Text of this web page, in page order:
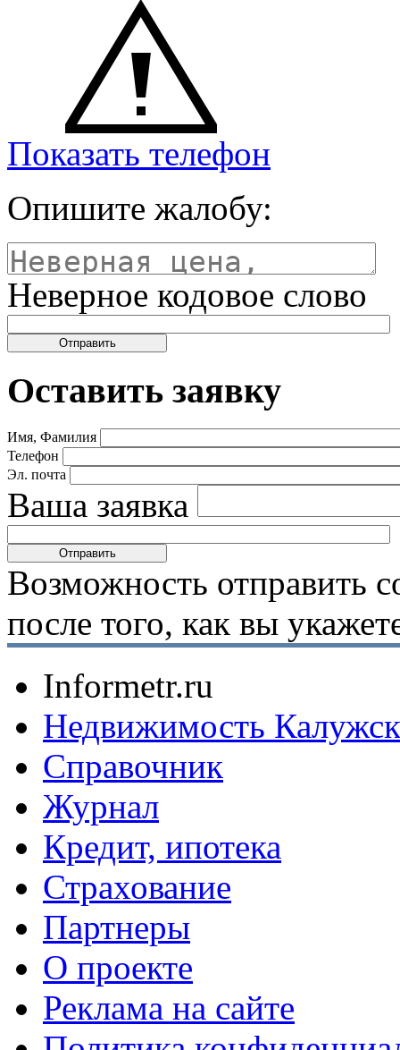
Показать телефон
Опишите жалобу:
Неверное кодовое слово
Оставить заявку
Имя, Фамилия
Телефон
Эл. почта
Ваша заявка
Возможность отправить
после того, как вы
Informetr.ru
Недвижимость
Справочник
Журнал
Кредит, ипотека
Страхование
Партнеры
O проекте
Реклама на сайте